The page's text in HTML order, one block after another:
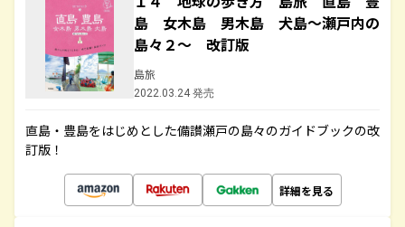
島 女木島 男木島 犬島～瀬戸内の
島々２～ 改訂版
島旅
2022.03.24 発売
直島・豊島をはじめとした備讃瀬戸の島々のガイドブックの改
訂版！
詳細を見る